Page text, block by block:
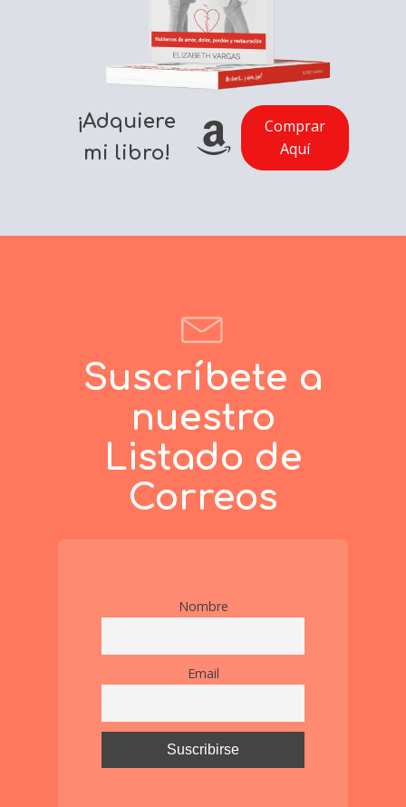
¡Adquiere
mi libro!
Comprar
Aquí
Suscríbete a
nuestro
Listado de
Correos
Nombre
Email